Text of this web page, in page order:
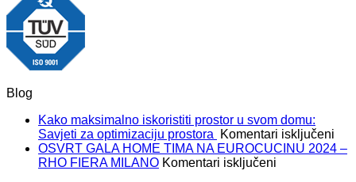
Blog
Kako maksimalno iskoristiti prostor u svom domu:
Savjeti za optimizaciju prostora
Komentari isključeni
OSVRT GALA HOME TIMA NA EUROCUCINU 2024 –
RHO FIERA MILANO Komentari isključeni